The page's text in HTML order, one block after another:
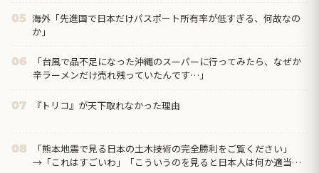
05 海外「先進国で日本だけパスポート所有率が低すぎる、何故なの
か」
06
「台風で品不足になった沖縄のスーパーに行ってみたら、なぜか
辛ラーメンだけ売れ残っていたんです…」
07 『トリコ』が天下取れなかった理由
08
「熊本地震で見る日本の土木技術の完全勝利をご覧ください」
→「これはすごいわ」「こういうのを見ると日本人は何か適当に